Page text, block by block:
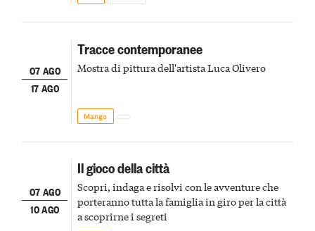
07 AGO
17 AGO
Tracce contemporanee
Mostra di pittura dell'artista Luca Olivero
Mango
07 AGO
10 AGO
Il gioco della città
Scopri, indaga e risolvi con le avventure che
porteranno tutta la famiglia in giro per la città
a scoprirne i segreti